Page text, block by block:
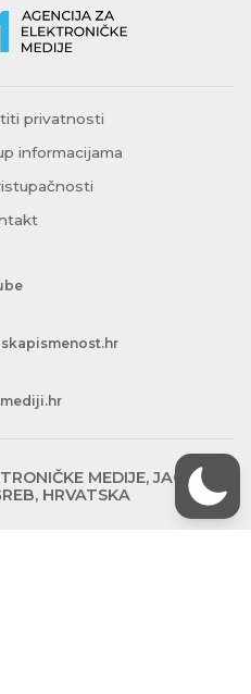
privatnosti
informacijama
MEDIJE, JAGIĆEVA
HRVATSKA